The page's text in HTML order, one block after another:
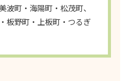
波町・海陽町・松茂町、
板野町・上板町・つるぎ